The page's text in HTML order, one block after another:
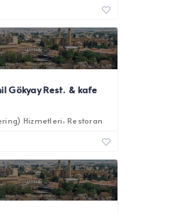
Gökyay Rest. & kafe
Hizmetleri Restoran